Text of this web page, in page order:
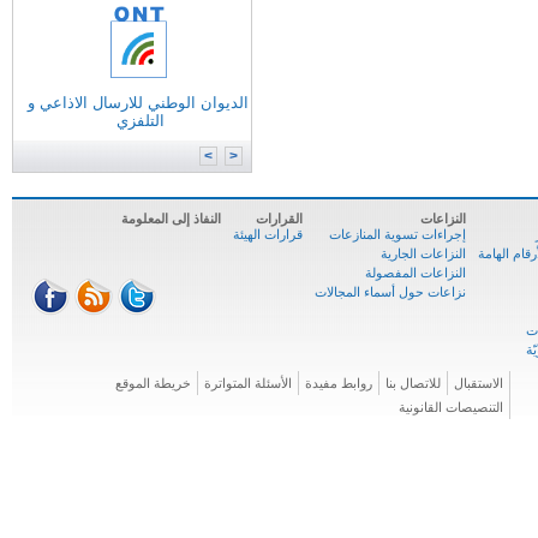
تكنولوجيات الاتصال
الديوان الوطني للارسال الاذاعي و
التلفزي
الهامة
النزاعات
إجراءات تسوية المنازعات
النزاعات الجارية
النزاعات المفصولة
نزاعات حول أسماء المجالات
القرارات
قرارات الهيئة
النفاذ إلى المعلومة
الاستقبال للاتصال بنا روابط مفيدة الأسئلة المتواترة
خريطة الموقع
التنصيصات القانونية